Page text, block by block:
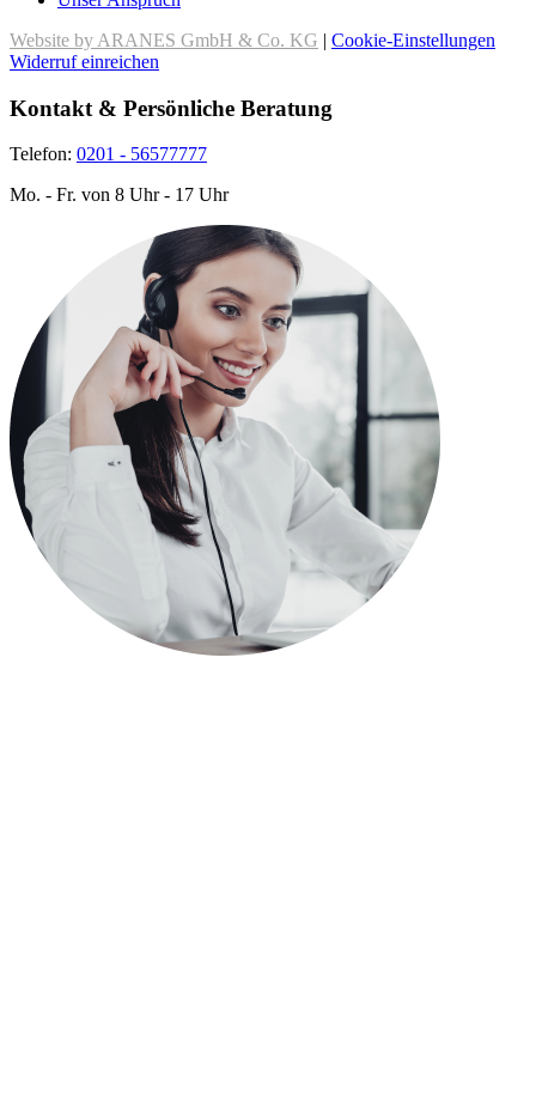
Website by ARANES GmbH & Co. KG | Cookie-Einstellungen
Widerruf einreichen
Kontakt & Persönliche Beratung
Telefon: 0201 - 56577777
Mo. - Fr. von 8 Uhr - 17 Uhr